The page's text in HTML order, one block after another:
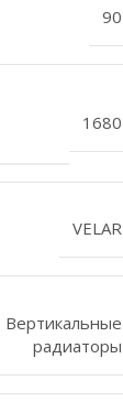
90
1680
VELAR
Вертикальные
радиаторы